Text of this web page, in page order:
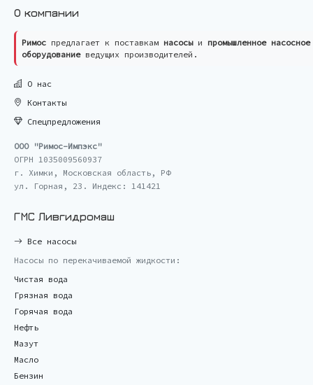
О компании
Римос предлагает к поставкам насосыи промышленное насосное
оборудованиеведущих производителей.
О нас
Контакты
Спецпредложения
ООО "Римос-Импэкс"
ОГРН 1035009560937
г. Химки, Московская область, РФ
ул. Горная, 23. Индекс: 141421
ГМС Ливгидромаш
Все насосы
Насосы по перекачиваемой жидкости:
Чистая вода
Грязная вода
Горячая вода
Нефть
Мазут
Масло
Бензин